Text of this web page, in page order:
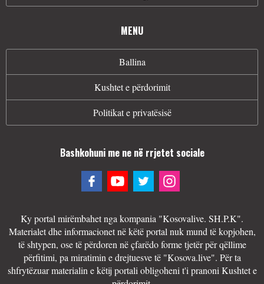
MENU
Ballina
Kushtet e përdorimit
Politikat e privatësisë
Bashkohuni me ne në rrjetet sociale
Ky portal mirëmbahet nga kompania "Kosovalive. SH.P.K".
Materialet dhe informacionet në këtë portal nuk mund të kopjohen,
të shtypen, ose të përdoren në çfarëdo forme tjetër për qëllime
përfitimi, pa miratimin e drejtuesve të "Kosova.live". Për ta
shfrytëzuar materialin e këtij portali obligoheni t'i pranoni Kushtet e